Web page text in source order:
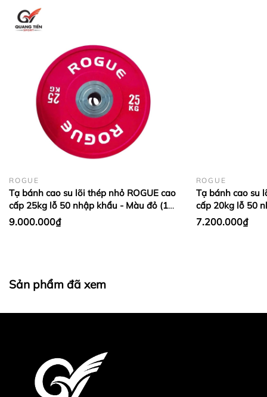
ROGUE
Tạ bánh cao su lõi thép nhỏ ROGUE cao
cấp 25kg lỗ 50 nhập khẩu - Màu đỏ (1
cặp)
9.000.000₫
ROGUE
Tạ bánh cao su
cấp 20kg lỗ 50
Dương (1 cặp)
7.200.000₫
Sản phẩm đã xem